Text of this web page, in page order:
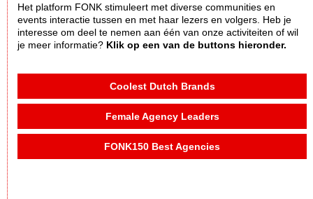
Het platform FONK stimuleert met diverse communities en
events interactie tussen en met haar lezers en volgers. Heb je
interesse om deel te nemen aan één van onze activiteiten of wil
je meer informatie? Klik op een van de buttons hieronder.
Coolest Dutch Brands
Female Agency Leaders
FONK150 Best Agencies